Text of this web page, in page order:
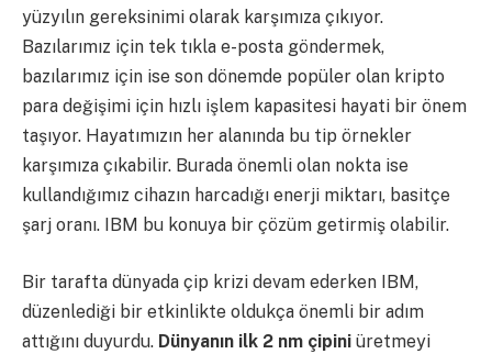
yüzyılın gereksinimi olarak karşımıza çıkıyor.
Bazılarımız için tek tıkla e-posta göndermek,
bazılarımız için ise son dönemde popüler olan kripto
para değişimi için hızlı işlem kapasitesi hayati bir önem
taşıyor. Hayatımızın her alanında bu tip örnekler
karşımıza çıkabilir. Burada önemli olan nokta ise
kullandığımız cihazın harcadığı enerji miktarı, basitçe
şarj oranı. IBM bu konuya bir çözüm getirmiş olabilir.
Bir tarafta dünyada çip krizi devam ederken IBM,
düzenlediği bir etkinlikte oldukça önemli bir adım
attığını duyurdu. Dünyanın ilk 2 nm çipini üretmeyi